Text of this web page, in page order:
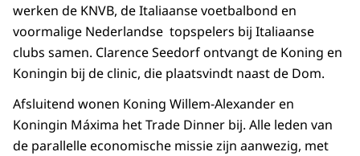
werken de KNVB, de Italiaanse voetbalbond en
voormalige Nederlandse topspelers bij Italiaanse
clubs samen. Clarence Seedorf ontvangt de Koning en
Koningin bij de clinic, die plaatsvindt naast de Dom.
Afsluitend wonen Koning Willem-Alexander en
Koningin Máxima het Trade Dinner bij. Alle leden van
de parallelle economische missie zijn aanwezig, met